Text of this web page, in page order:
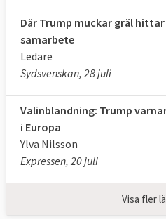
Där Trump muckar gräl
samarbete
Ledare
Sydsvenskan, 28 juli
Valinblandning: Trump
i Europa
Ylva Nilsson
Expressen, 20 juli
Visa fler